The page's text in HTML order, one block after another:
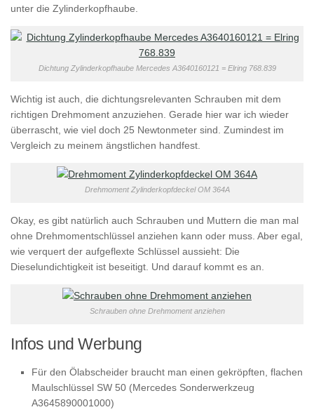
unter die Zylinderkopfhaube.
Dichtung Zylinderkopfhaube Mercedes A3640160121 = Elring 768.839
Wichtig ist auch, die dichtungsrelevanten Schrauben mit dem
richtigen Drehmoment anzuziehen. Gerade hier war ich wieder
überrascht, wie viel doch 25 Newtonmeter sind. Zumindest im
Vergleich zu meinem ängstlichen handfest.
Drehmoment Zylinderkopfdeckel OM 364A
Okay, es gibt natürlich auch Schrauben und Muttern die man mal
ohne Drehmomentschlüssel anziehen kann oder muss. Aber egal,
wie verquert der aufgeflexte Schlüssel aussieht: Die
Dieselundichtigkeit ist beseitigt. Und darauf kommt es an.
Schrauben ohne Drehmoment anziehen
Infos und Werbung
Für den Ölabscheider braucht man einen gekröpften, flachen
Maulschlüssel SW 50 (Mercedes Sonderwerkzeug
A3645890001000)